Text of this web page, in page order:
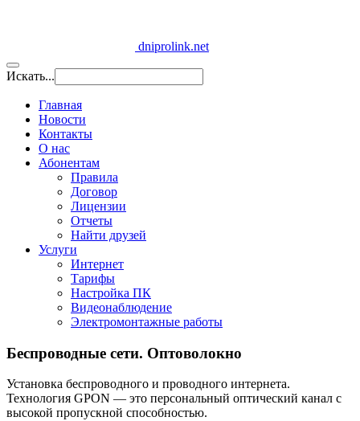
dniprolink.net
Искать...
Главная
Новости
Контакты
О нас
Абонентам
Правила
Договор
Лицензии
Отчеты
Найти друзей
Услуги
Интернет
Тарифы
Настройка ПК
Видеонаблюдение
Электромонтажные работы
Беспроводные сети. Оптоволокно
Установка беспроводного и проводного интернета.
Технология GPON — это персональный оптический канал с
высокой пропускной способностью.